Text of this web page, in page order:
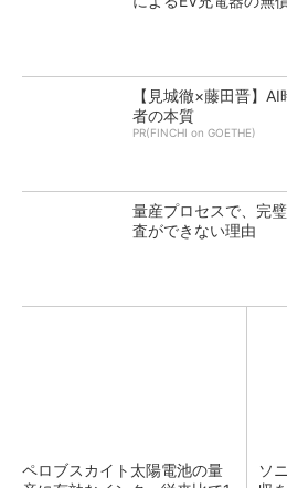
【見城徹×藤田晋】
者の本質
PR(FINCHI on GOETHE)
量産プロセスで、完
査ができない理由
ペロブスカイト太陽電池の量
ソ